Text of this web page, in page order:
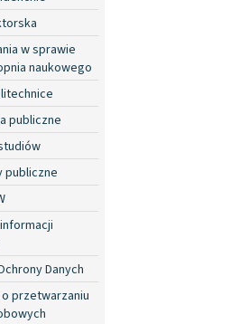
w sprawie
naukowego
publiczne
publiczne
Danych
przetwarzaniu